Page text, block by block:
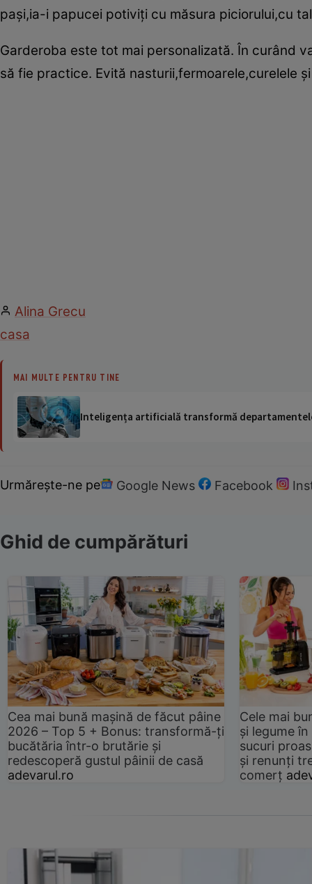
paşi,ia-i papucei potiviţi cu măsura piciorului,cu
Garderoba este tot mai personalizată. În curând
să fie practice. Evită nasturii,fermoarele,curelele
Alina Grecu
casa
MAI MULTE PENTRU TINE
Inteligența artificială transformă
Urmărește-ne pe Google News Facebook
Ghid de cumpărături
Cea mai bună mașină de făcut pâine
2026 – Top 5 + Bonus: transformă-ți
bucătăria într-o brutărie și
redescoperă gustul pâinii de casă
adevarul.ro
Cele mai
și legume
sucuri
și renunți
comerț